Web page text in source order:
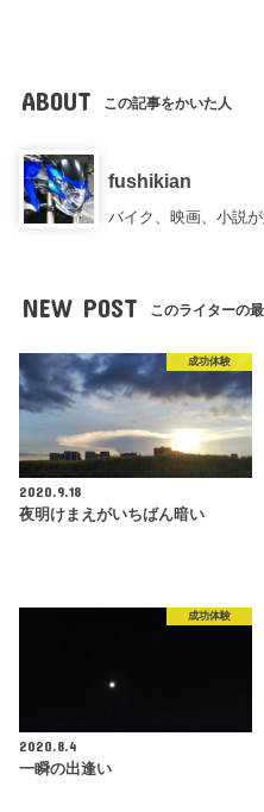
ABOUT この記事をかいた人
fushikian
バイク、映画、小説が
NEW POST このライターの
成功体験
2020.9.18
夜明けまえがいちばん暗い
成功体験
2020.8.4
一瞬の出逢い